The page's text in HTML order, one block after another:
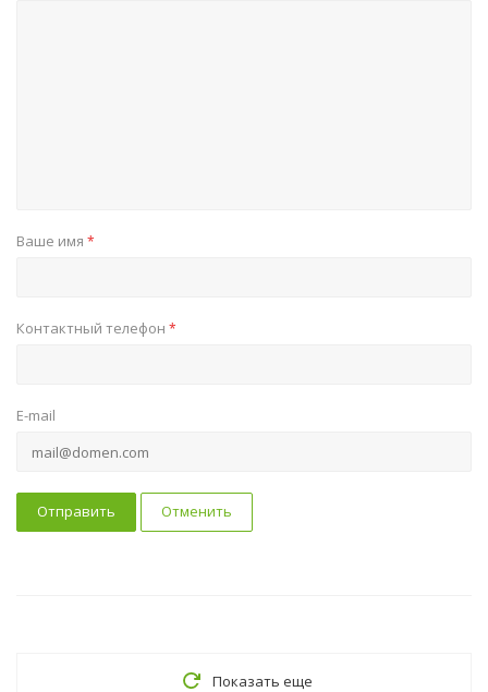
Ваше имя *
Контактный телефон *
E-mail
Отправить Отменить
Показать еще